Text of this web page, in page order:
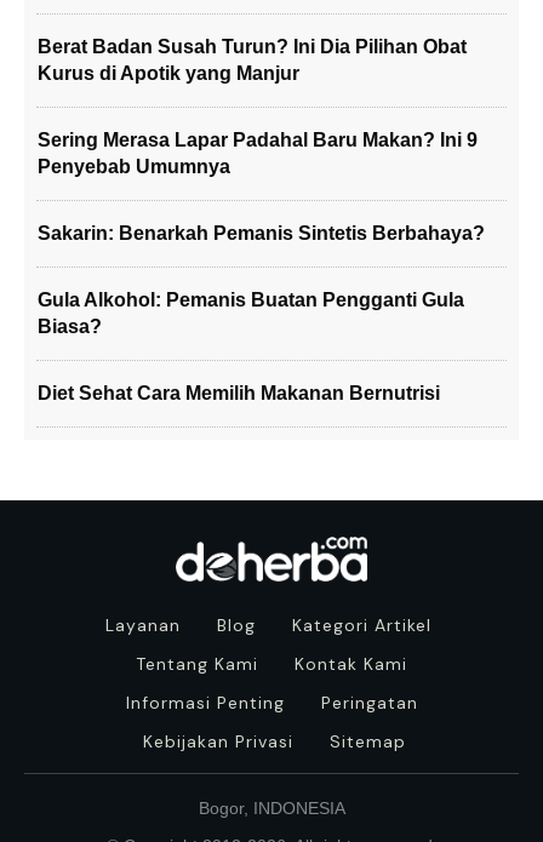
Berat Badan Susah Turun? Ini Dia Pilihan Obat
Kurus di Apotik yang Manjur
Sering Merasa Lapar Padahal Baru Makan? Ini 9
Penyebab Umumnya
Sakarin: Benarkah Pemanis Sintetis Berbahaya?
Gula Alkohol: Pemanis Buatan Pengganti Gula
Biasa?
Diet Sehat Cara Memilih Makanan Bernutrisi
Layanan Blog
Kategori Artikel
Tentang Kami
Kontak Kami
Informasi Penting
Peringatan
Kebijakan Privasi
Sitemap
Bogor, INDONESIA